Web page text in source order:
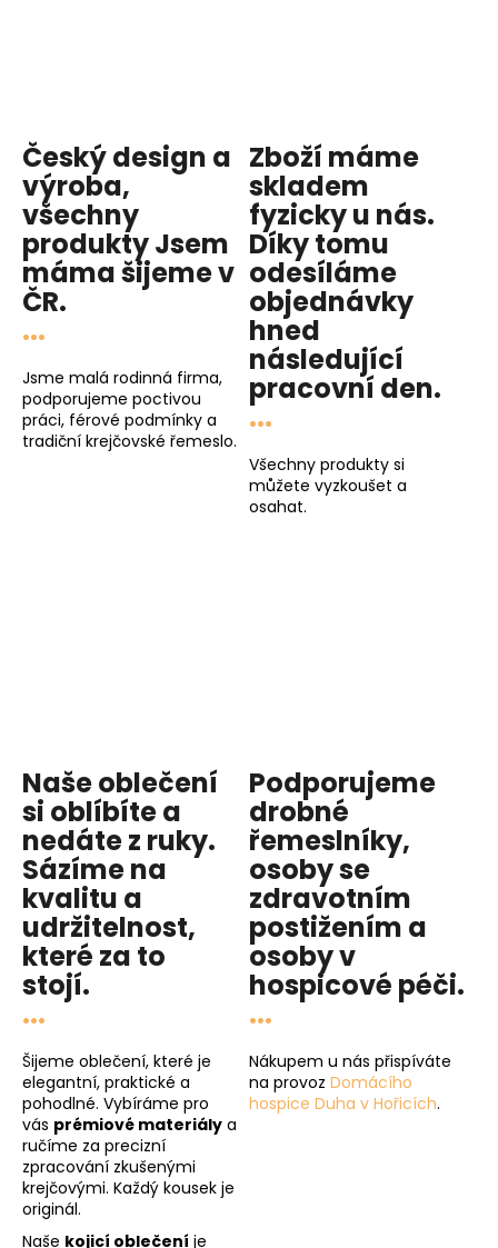
Český design a
výroba,
všechny
produktyJsem
mámašijeme v
ČR.
...
Jsme malá rodinná firma,
podporujeme poctivou
práci, férové podmínky a
tradiční krejčovské řemeslo.
Zboží máme
skladem
fyzicky u nás.
Díky tomu
odesíláme
objednávky
hned
následující
pracovní den.
...
Všechny produkty si
můžete vyzkoušet a
osahat.
Naše oblečení
si oblíbíte a
nedáte z ruky.
Sázíme na
kvalitu a
udržitelnost,
které za to
stojí.
...
Šijeme oblečení, které je
elegantní, praktické a
pohodlné. Vybíráme pro
vás prémiové materiály a
ručíme za precizní
zpracování zkušenými
krejčovými. Každý kousek je
originál.
Naše kojicí oblečení je
Podporujeme
drobné
řemeslníky,
osoby se
zdravotním
postižením a
osoby v
hospicové péči.
...
Nákupem u nás přispíváte
na provoz Domácího
hospice Duha v Hořicích.